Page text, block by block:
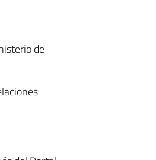
de